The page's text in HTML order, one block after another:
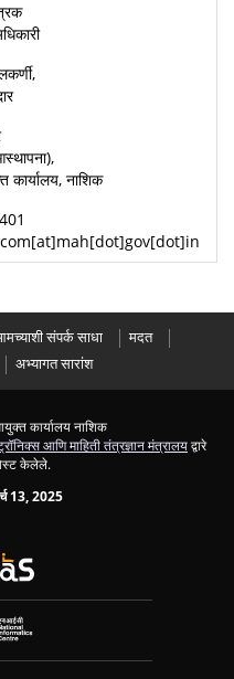
कार्यालय, नाशिक
संपर्क साधा
मदत
अभ्यागत सारांश
कार्यालय नाशिक
आणि माहिती तंत्रज्ञान मंत्रालयद्वारे
केलेले.
13, 2025